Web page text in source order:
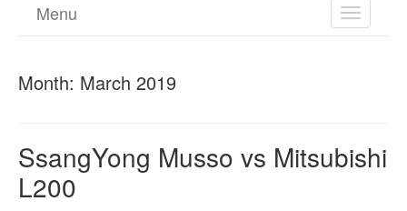
TOGGLE
Menu
Month: March 2019
SsangYong Musso vs Mitsubishi
L200